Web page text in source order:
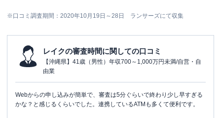
※口コミ調査期間：2020年10月19日～28日 ランサーズにて収集
レイクの審査時間に関しての口コミ
【沖縄県】41歳（男性）年収700～1,000万円未満/自営・自
由業
Webからの申し込みが簡単で、審査は5分ぐらいで終わり少し早すぎる
かな？と感じるくらいでした。連携しているATMも多くて便利です。